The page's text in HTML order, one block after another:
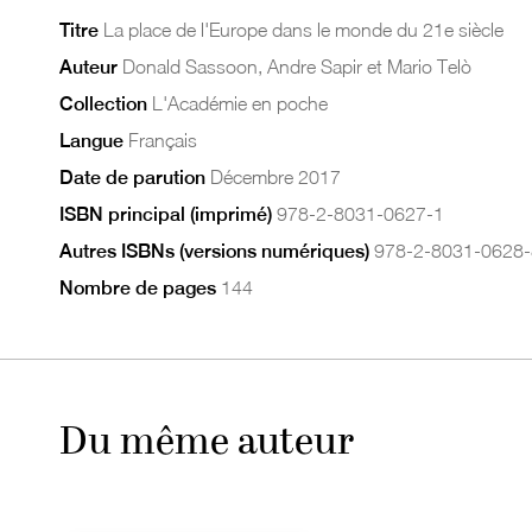
Titre La place de l'Europe dans le monde du 21e siècle
Auteur Donald Sassoon, Andre Sapir et Mario Telò
Collection L'Académie en poche
Langue Français
Date de parution Décembre 2017
ISBN principal (imprimé) 978-2-8031-0627-1
Autres ISBNs (versions numériques) 978-2-8031-
Nombre de pages 144
Du même auteur